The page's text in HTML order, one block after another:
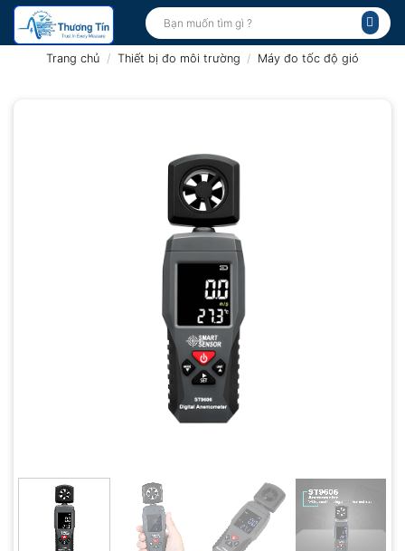
Bỏ
qua
Tìm
kiếm:
Trang chủ / Thiết bị đo môi trường / Máy đo tốc độ gió